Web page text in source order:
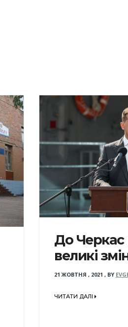
До Черкас
великі
21 ЖОВТНЯ , 2021 , BY
ЧИТАТИ ДАЛІ